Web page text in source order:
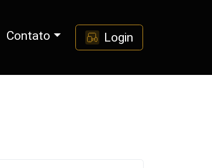
Contato Login